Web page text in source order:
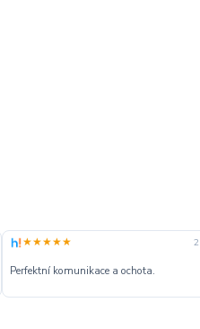
★★★★★
Perfektní komunikace a ochota.